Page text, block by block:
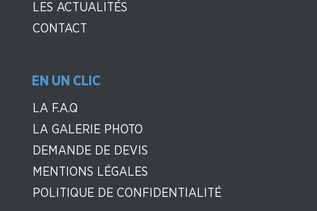
LES ACTUALITÉS
CONTACT
EN UN CLIC
LA F.A.Q
LA GALERIE PHOTO
DEMANDE DE DEVIS
MENTIONS LÉGALES
POLITIQUE DE CONFIDENTIALITÉ